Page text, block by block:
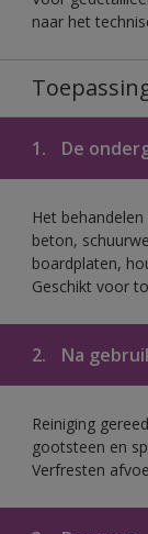
naar het
1. De
Het
beton,
boardplaten,
Geschikt voor
2. Na
Reiniging
gootsteen en
Verfresten